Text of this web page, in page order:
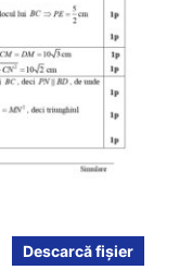
Descarcă fișier